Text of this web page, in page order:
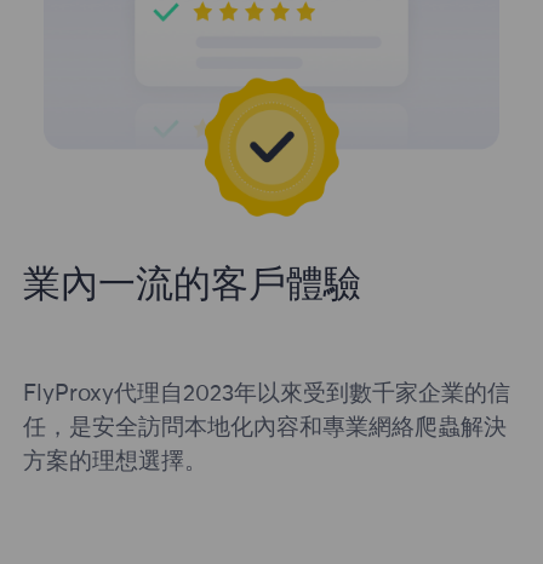
業內一流的客戶體驗
FlyProxy代理自2023年以來受到數千家企業的信
任，是安全訪問本地化內容和專業網絡爬蟲解決
方案的理想選擇。